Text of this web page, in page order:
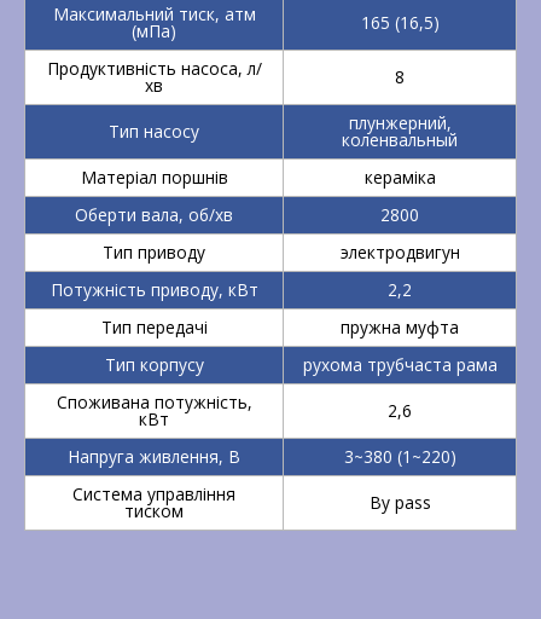
Максимальний тиск, атм
(мПа)
165 (16,5)
Продуктивність насоса, л/
хв 8
Тип насосу плунжерний,
коленвальный
Матеріал поршнів
кераміка
Оберти вала, об/хв
2800
Тип приводу
электродвигун
Потужність приводу, кВт
2,2
Тип передачі
пружна муфта
Тип корпусу
рухома трубчаста рама
Споживана потужність,
кВт
2,6
Напруга живлення, В
3~380 (1~220)
Система управління
тиском By pass